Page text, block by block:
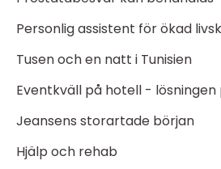
Personlig assistent för ökad
Tusen och en natt i Tunisien
Eventkväll på hotell - lösningen
Jeansens storartade början
Hjälp och rehab